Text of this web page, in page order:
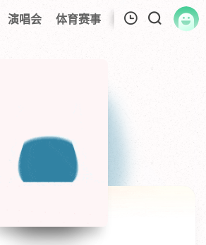
演唱会 体育赛事 伦理片 影视解
暂无观看影片的记录